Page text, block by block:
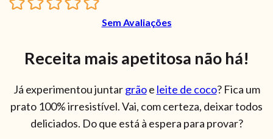
Sem Avaliações
Receita mais apetitosa não há!
Já experimentou juntargrãoe leite de coco? Fica um
prato 100% irresistível. Vai, com certeza, deixar todos
deliciados. Do que está à espera para provar?